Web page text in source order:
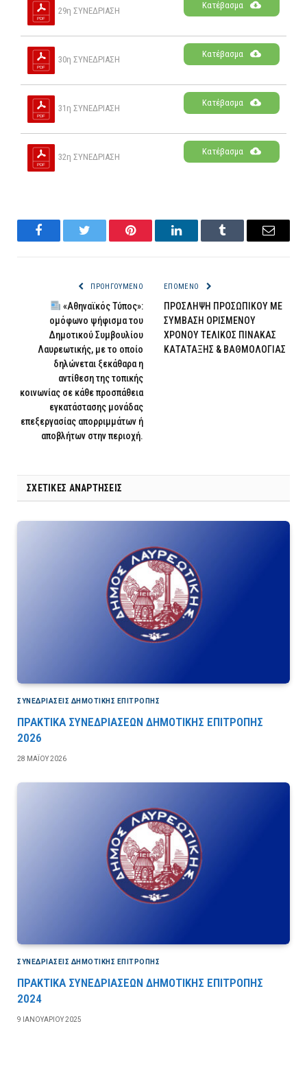
29η ΣΥΝΕΔΡΙΑΣΗ
Κατέβασμα
30η ΣΥΝΕΔΡΙΑΣΗ
Κατέβασμα
31η ΣΥΝΕΔΡΙΑΣΗ
Κατέβασμα
32η ΣΥΝΕΔΡΙΑΣΗ
Κατέβασμα
FacebookTwitter Pinterest LinkedInTumblr Email
ΠΡΟΗΓΟΎΜΕΝΟ
«Αθηναϊκός Τύπος»:
ομόφωνο ψήφισμα του
Δημοτικού Συμβουλίου
Λαυρεωτικής, με το οποίο
δηλώνεται ξεκάθαρα η
αντίθεση της τοπικής
κοινωνίας σε κάθε προσπάθεια
εγκατάστασης μονάδας
επεξεργασίας απορριμμάτων ή
αποβλήτων στην περιοχή.
ΕΠΌΜΕΝΟ
ΠΡΟΣΛΗΨΗ ΠΡΟΣΩΠΙΚΟΥ ΜΕ
ΣΥΜΒΑΣΗ ΟΡΙΣΜΕΝΟΥ
ΧΡΟΝΟΥ ΤΕΛΙΚΟΣ ΠΙΝΑΚΑΣ
ΚΑΤΑΤΑΞΗΣ & ΒΑΘΜΟΛΟΓΙΑΣ
ΣΧΕΤΙΚΈΣ ΑΝΑΡΤΉΣΕΙΣ
ΣΥΝΕΔΡΙΆΣΕΙΣ ΔΗΜΟΤΙΚΉΣ ΕΠΙΤΡΟΠΉΣ
ΠΡΑΚΤΙΚΑ ΣΥΝΕΔΡΙΑΣΕΩΝ ΔΗΜΟΤΙΚΗΣ ΕΠΙΤΡΟΠΗΣ
2026
28 ΜΑΪ́ΟΥ 2026
ΣΥΝΕΔΡΙΆΣΕΙΣ ΔΗΜΟΤΙΚΉΣ ΕΠΙΤΡΟΠΉΣ
ΠΡΑΚΤΙΚΑ ΣΥΝΕΔΡΙΑΣΕΩΝ ΔΗΜΟΤΙΚΗΣ ΕΠΙΤΡΟΠΗΣ
2024
9 ΙΑΝΟΥΑΡΊΟΥ 2025